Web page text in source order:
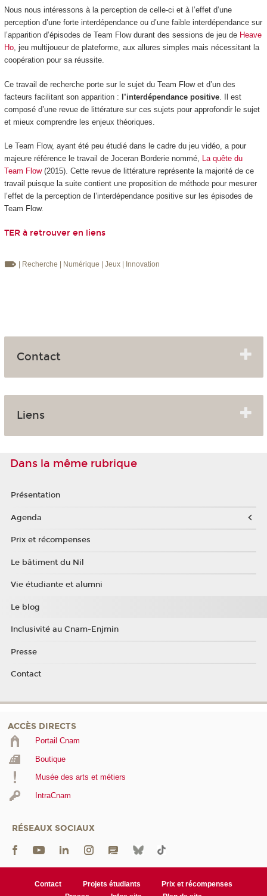
Nous nous intéressons à la perception de celle-ci et à l’effet d’une
perception d’une forte interdépendance ou d’une faible interdépendance sur
l’apparition d’épisodes de Team Flow durant des sessions de jeu de Heave
Ho, jeu multijoueur de plateforme, aux allures simples mais nécessitant la
coopération pour sa réussite.
Ce travail de recherche porte sur le sujet du Team Flow et d’un des
facteurs facilitant son apparition :
l’interdépendance positive. Il est
composé d’une revue de littérature sur ces sujets pour approfondir le sujet
et mieux comprendre les enjeux théoriques.
Le Team Flow, ayant été peu étudié dans le cadre du jeu vidéo, a pour
majeure référence le travail de Joceran Borderie nommé, La quête du
Team Flow(2015). Cette revue de littérature représente la majorité de ce
travail puisque la suite contient une proposition de méthode pour mesurer
l’effet de la perception de l’interdépendance positive sur les épisodes de
Team Flow.
TER à retrouver en liens
| Recherche | Numérique | Jeux | Innovation
Contact
Liens
Dans la même rubrique
Présentation
Agenda
Prix et récompenses
Le bâtiment du Nil
Vie étudiante et alumni
Le blog
Inclusivité au Cnam-Enjmin
Presse
Contact
ACCÈS DIRECTS
Portail Cnam
Boutique
Musée des arts et métiers
IntraCnam
RÉSEAUX SOCIAUX
Contact Projets étudiants
Prix et récompenses